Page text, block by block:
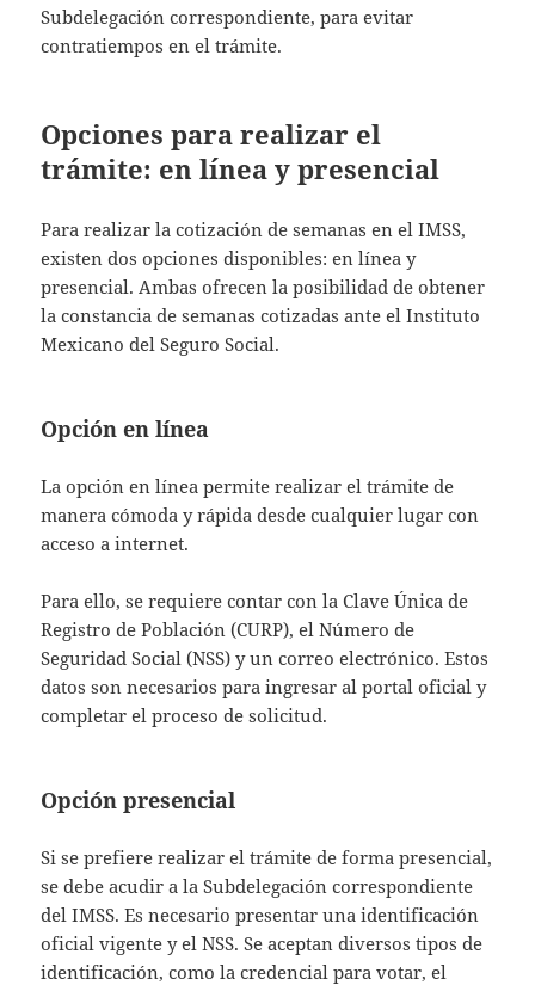
Subdelegación correspondiente, para evitar
contratiempos en el trámite.
Opciones para realizar el
trámite: en línea y presencial
Para realizar la cotización de semanas en el IMSS,
existen dos opciones disponibles: en línea y
presencial. Ambas ofrecen la posibilidad de obtener
la constancia de semanas cotizadas ante el Instituto
Mexicano del Seguro Social.
Opción en línea
La opción en línea permite realizar el trámite de
manera cómoda y rápida desde cualquier lugar con
acceso a internet.
Para ello, se requiere contar con la Clave Única de
Registro de Población (CURP), el Número de
Seguridad Social (NSS) y un correo electrónico. Estos
datos son necesarios para ingresar al portal oficial y
completar el proceso de solicitud.
Opción presencial
Si se prefiere realizar el trámite de forma presencial,
se debe acudir a la Subdelegación correspondiente
del IMSS. Es necesario presentar una identificación
oficial vigente y el NSS. Se aceptan diversos tipos de
identificación, como la credencial para votar, el